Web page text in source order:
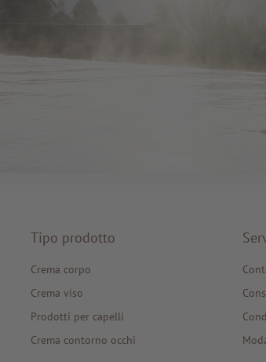
Tipo prodotto
Crema corpo
Crema viso
Prodotti per capelli
Crema contorno occhi